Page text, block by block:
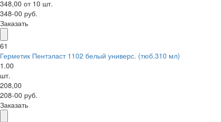
348,00 от 10 шт.
348-00 руб.
Заказать
61
Герметик Пентэласт 1102 белый универс. (тюб.310 мл)
1.00
шт.
208,00
208-00 руб.
Заказать